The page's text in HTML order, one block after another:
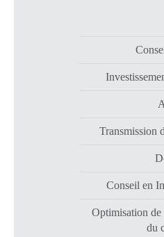
Transmission
Conseil en
Optimisation de
du